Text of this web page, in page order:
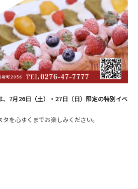
、7月26日（土）・27日（日）限定の特別イベ
を心ゆくまでお楽しみください。